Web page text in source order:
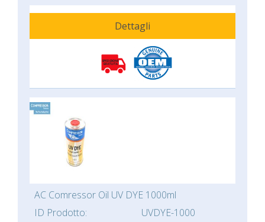
Dettagli
AC Comressor Oil UV DYE 1000ml
ID Prodotto:
UVDYE-1000